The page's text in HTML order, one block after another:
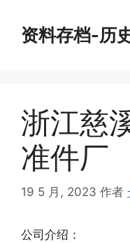
资料存档-历
浙江慈
准件厂
19 5 月, 2023 作者
公司介绍：